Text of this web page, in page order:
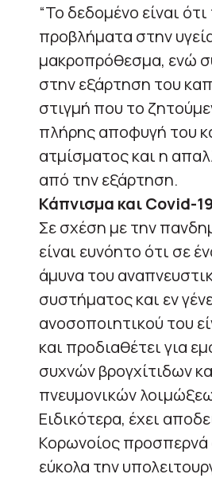
“Το δεδομένο είναι
προβλήματα στην
μακροπρόθεσμα, ενώ
στην εξάρτηση του
στιγμή που το
πλήρης αποφυγή του
ατμίσματος και η
από την εξάρτηση.
Κάπνισμα και Covid-19
Σε σχέση με την
είναι ευνόητο ότι σε
άμυνα του
συστήματος και εν
ανοσοποιητικού του
και προδιαθέτει για
συχνών βρογχίτιδων
πνευμονικών
Ειδικότερα, έχει
Κορωνοίος προσπερνά
εύκολα την